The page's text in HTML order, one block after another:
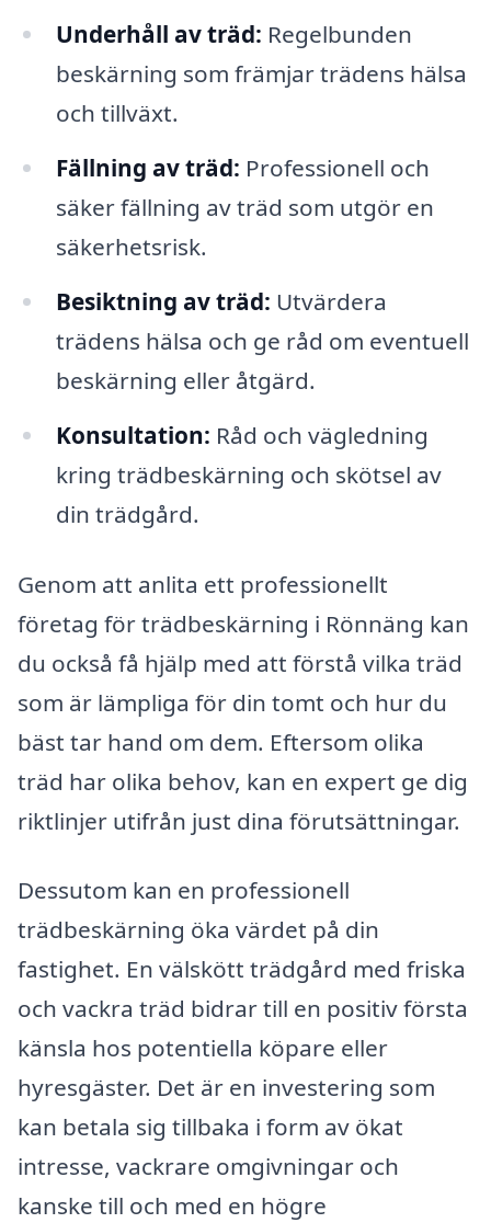
Underhåll av träd: Regelbunden
beskärning som främjar trädens hälsa
och tillväxt.
Fällning av träd: Professionell och
säker fällning av träd som utgör en
säkerhetsrisk.
Besiktning av träd: Utvärdera
trädens hälsa och ge råd om eventuell
beskärning eller åtgärd.
Konsultation: Råd och vägledning
kring trädbeskärning och skötsel av
din trädgård.
Genom att anlita ett professionellt
företag för trädbeskärning i Rönnäng kan
du också få hjälp med att förstå vilka träd
som är lämpliga för din tomt och hur du
bäst tar hand om dem. Eftersom olika
träd har olika behov, kan en expert ge dig
riktlinjer utifrån just dina förutsättningar.
Dessutom kan en professionell
trädbeskärning öka värdet på din
fastighet. En välskött trädgård med friska
och vackra träd bidrar till en positiv första
känsla hos potentiella köpare eller
hyresgäster. Det är en investering som
kan betala sig tillbaka i form av ökat
intresse, vackrare omgivningar och
kanske till och med en högre